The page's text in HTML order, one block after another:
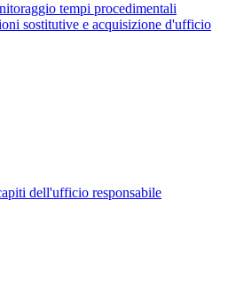
tempi procedimentali
sostitutive e acquisizione d'ufficio
dell'ufficio responsabile